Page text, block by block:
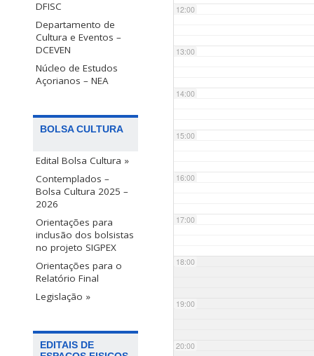
DFISC
Departamento de
Cultura e Eventos –
DCEVEN
Núcleo de Estudos
Açorianos – NEA
BOLSA CULTURA
Edital Bolsa Cultura »
Contemplados –
Bolsa Cultura 2025 –
2026
Orientações para
inclusão dos bolsistas
no projeto SIGPEX
Orientações para o
Relatório Final
Legislação »
EDITAIS DE
12:00
13:00
14:00
15:00
16:00
17:00
18:00
19:00
20:00